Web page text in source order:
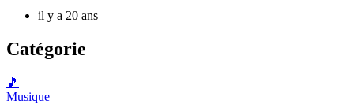
il y a 20 ans
Catégorie
🎵
Musique